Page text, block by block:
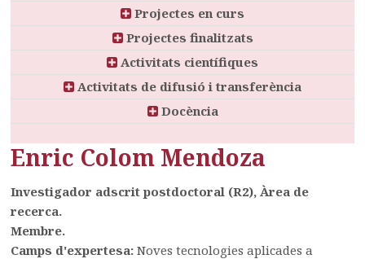
Projectes en curs
Projectes finalitzats
Activitats científiques
Activitats de difusió i transferència
Docència
Enric Colom Mendoza
Investigador adscrit postdoctoral (R2), Àrea de
recerca.
Membre.
Camps d'expertesa:Noves tecnologies aplicades a